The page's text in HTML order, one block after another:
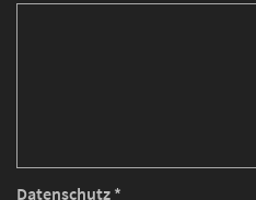
Datenschutz *